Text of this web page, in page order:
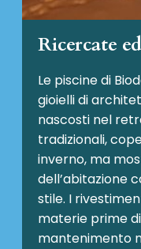
Ricercate
Le piscine di
gioielli di
nascosti nel
tradizionali,
inverno, ma
dell’abitazione
stile. I
materie prime
mantenimento